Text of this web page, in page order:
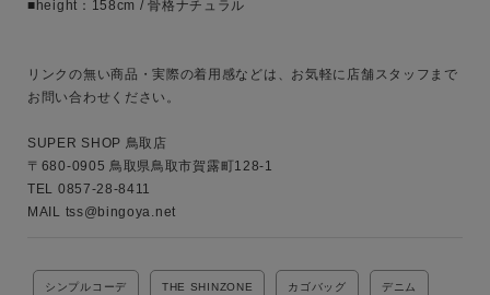
ブランド
■height：158cm / 骨格ナチュラル
リンクの無い商品・実際の着用感などは、お気軽に店舗スタッフまで
お問い合わせください。
SUPER SHOP 鳥取店
〒680-0905 鳥取県鳥取市賀露町128-1
TEL 0857-28-8411
MAIL tss@bingoya.net
シンプルコーデ THE SHINZONE カゴバッグ デニム